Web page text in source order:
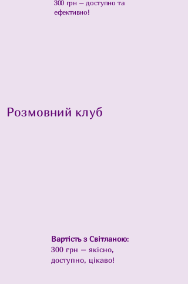
300 грн – доступно та
ефективно!
Розмовний клуб
Вартість з Світланою:
300 грн – якісно,
доступно, цікаво!